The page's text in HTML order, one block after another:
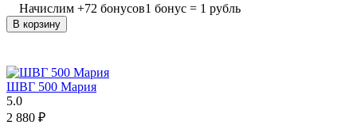
Начислим +72 бонусов1 бонус = 1 рубль
В корзину
ШВГ 500 Мария
5.0
2 880 ₽